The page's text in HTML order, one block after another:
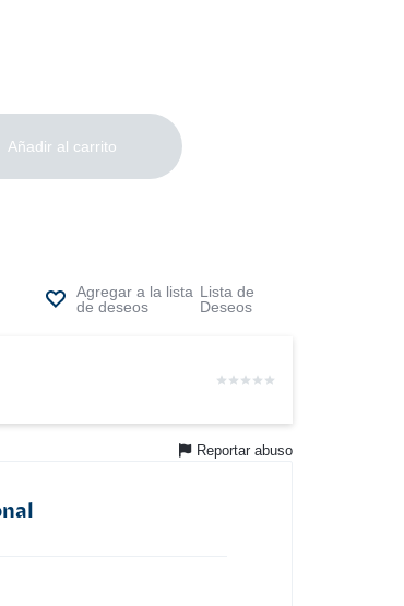
Añadir al carrito
Lista de
Deseos
Reportar abuso